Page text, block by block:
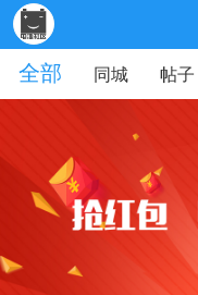
全部
同城 帖子